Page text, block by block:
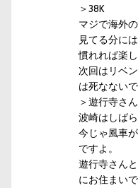
＞38K
マジで海外
見てる分に
慣れれば楽
次回はリベ
は死なないで
＞遊行寺さん
波崎はしば
今じゃ風車
ですよ。
遊行寺さん
にお住まい